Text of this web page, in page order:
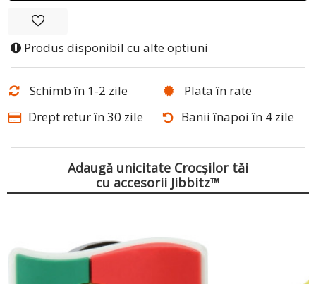
Produs disponibil cu alte optiuni
Schimb în 1-2 zile
Plata în rate
Drept retur în 30 zile
Banii înapoi în 4 zile
Adaugă unicitate Crocșilor tăi
cu accesorii Jibbitz™